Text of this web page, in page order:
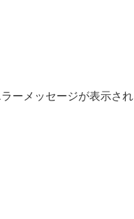
ーメッセージが表示され